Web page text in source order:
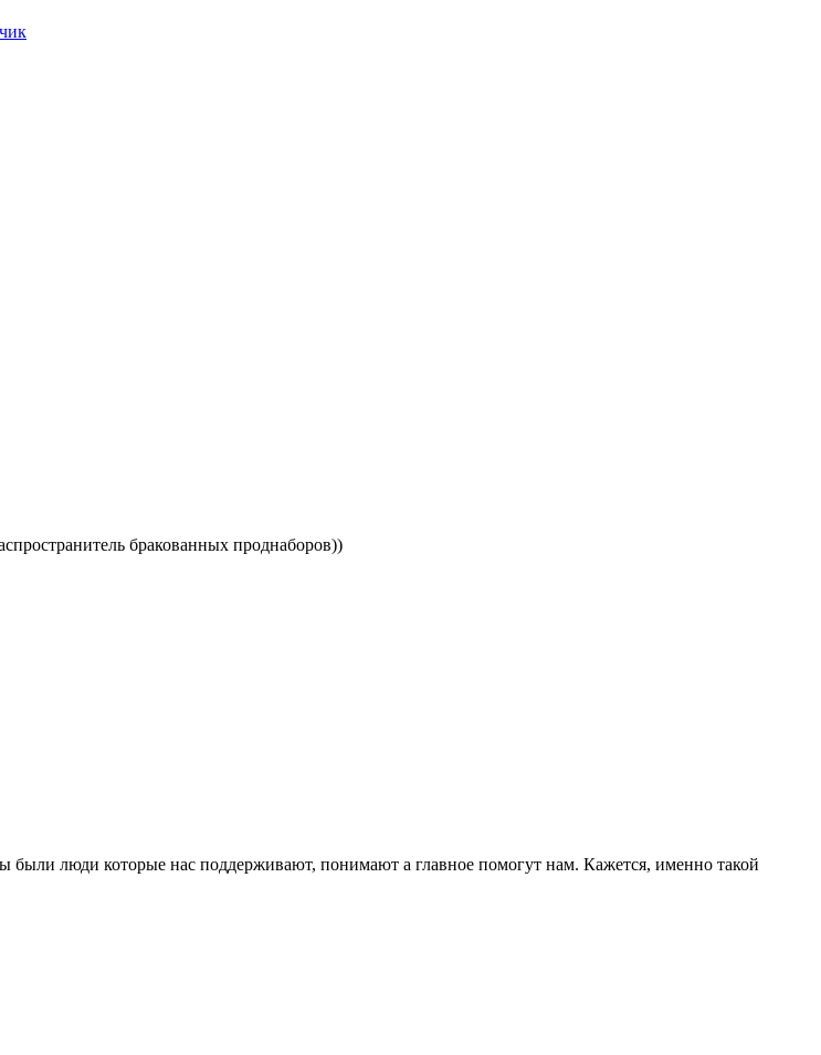
бракованных проднаборов))
люди которые нас поддерживают, понимают а главное помогут нам. Кажется, именно такой